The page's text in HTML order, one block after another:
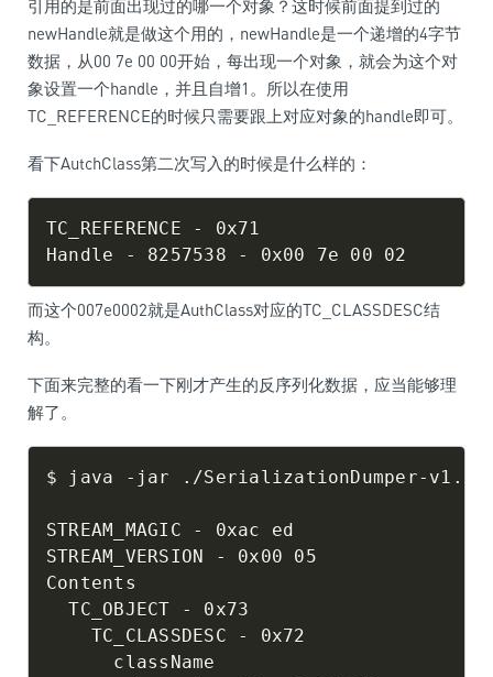
引用的是前面出现过的哪一个对象？这时候前面提到过的
newHandle就是做这个用的，newHandle是一个递增的4字节
数据，从00 7e 00 00开始，每出现一个对象，就会为这个对
象设置一个handle，并且自增1。所以在使用
TC_REFERENCE的时候只需要跟上对应对象的handle即可。
看下AutchClass第二次写入的时候是什么样的：
TC_REFERENCE - 0x71
而这个007e0002就是AuthClass对应的TC_CLASSDESC结
构。
下面来完整的看一下刚才产生的反序列化数据，应当能够理
解了。
$ java -jar ./SerializationDumper-
STREAM_MAGIC - 0xac ed
STREAM_VERSION - 0x00 05
Contents
  TC_OBJECT - 0x73
    TC_CLASSDESC - 0x72
      className